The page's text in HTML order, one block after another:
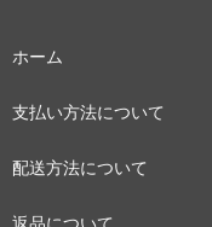
ホーム
支払い方法について
配送方法について